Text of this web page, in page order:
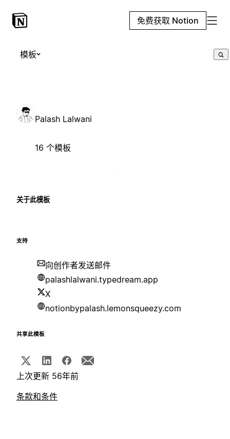
免费获取 Notion
模板
Palash Lalwani
16 个模板
关于此模板
支持
向创作者发送邮件
palashlalwani.typedream.app
X
notionbypalash.lemonsqueezy.com
共享此模板
上次更新 56年前
条款和条件